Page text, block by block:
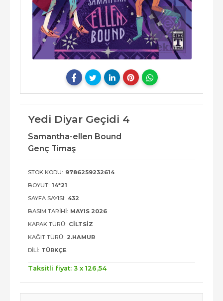
Yedi Diyar Geçidi 4
Samantha-ellen Bound
Genç Timaş
STOK KODU: 9786259232614
BOYUT: 14*21
SAYFA SAYISI: 432
BASIM TARIHI: MAYIS 2026
KAPAK TÜRÜ: CILTSIZ
KAĞIT TÜRÜ: 2.HAMUR
DILI: TÜRKÇE
Taksitli fiyat: 3 x 126 ,54